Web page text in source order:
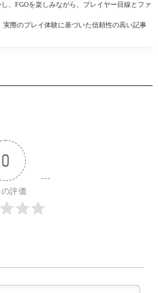
、FGOを楽しみながら、プレイヤー目線とファ
際のプレイ体験に基づいた信頼性の高い記事
0
評価